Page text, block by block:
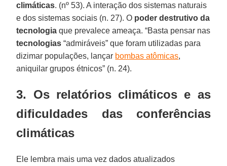
climáticas. (nº 53). A interação dos sistemas naturais
e dos sistemas sociais (n. 27). O poder destrutivo da
tecnologia que prevalece ameaça. “Basta pensar nas
tecnologias “admiráveis” que foram utilizadas para
dizimar populações, lançar bombas atômicas,
aniquilar grupos étnicos” (n. 24).
3. Os relatórios climáticos e as
dificuldades das conferências
climáticas
Ele lembra mais uma vez dados atualizados